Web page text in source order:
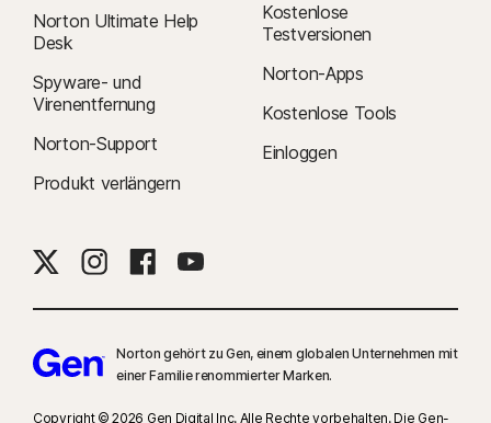
Norton Ultimate Help
Desk
Spyware- und
Virenentfernung
Norton-Support
Produkt verlängern
Kostenlose
Testversionen
Norton-Apps
Kostenlose Tools
Einloggen
Norton gehört zu Gen, einem globalen Unternehmen mit
einer Familie renommierter Marken.
Copyright © 2026 Gen Digital Inc. Alle Rechte vorbehalten. Die Gen-